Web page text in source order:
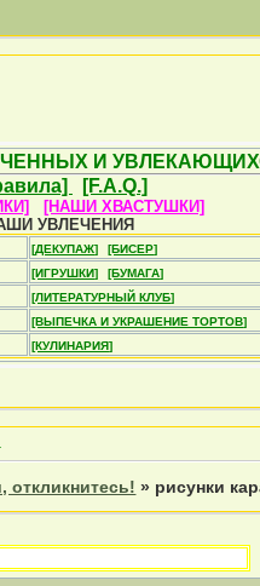
И
[F.A.Q.]
[НАШИ ХВАСТУШКИ]
УВЛЕЧЕНИЯ
[ДЕКУПАЖ]
[БИСЕР]
[ИГРУШКИ]
[БУМАГА]
[ЛИТЕРАТУРНЫЙ КЛУБ]
[ВЫПЕЧКА И УКРАШЕНИЕ ТОРТОВ]
[КУЛИНАРИЯ]
откликнитесь! » рисунки